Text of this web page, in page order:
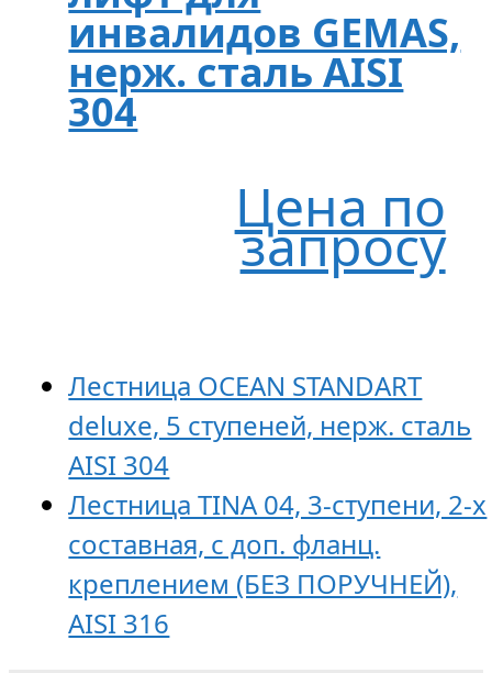
инвалидов GEMAS,
нерж. сталь AISI
304
Цена по
запросу
Лестница OCEAN STANDART
deluxe, 5 ступеней, нерж. сталь
AISI 304
Лестница TINA 04, 3-ступени, 2-х
составная, с доп. фланц.
креплением (БЕЗ ПОРУЧНЕЙ),
AISI 316